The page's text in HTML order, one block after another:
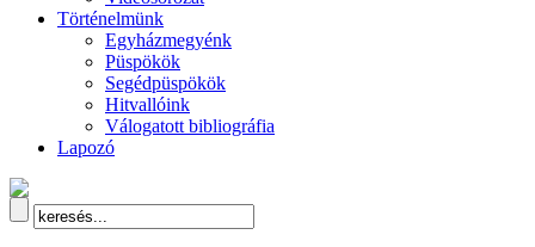
Történelmünk
Egyházmegyénk
Püspökök
Segédpüspökök
Hitvallóink
Válogatott bibliográfia
Lapozó